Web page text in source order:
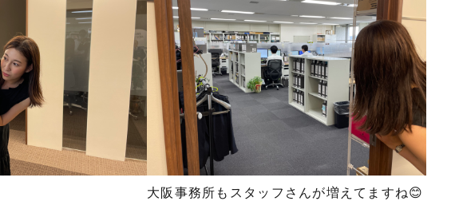
大阪事務所もスタッフさんが増えてますね😊